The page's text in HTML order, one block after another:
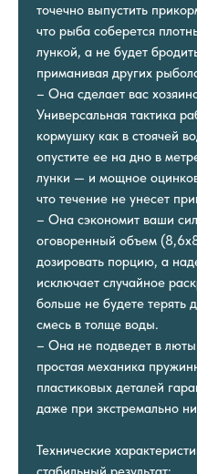
точечно выпустить
что рыба соберется
лункой, а не будет
приманивая других
– Она сделает вас
Универсальная тактика
кормушку как в стоячей
опустите ее на дно в
лунки — и мощное
что течение не унесет
– Она сэкономит ваши
оговоренный объем
дозировать порцию, а
исключает случайное
больше не будете терять
смесь в толще воды.
– Она не подведет в
простая механика
пластиковых деталей
даже при экстремально
Технические